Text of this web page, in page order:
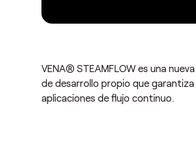
VENA® STEAMFLOW es una
de desarrollo propio que
aplicaciones de flujo continuo.